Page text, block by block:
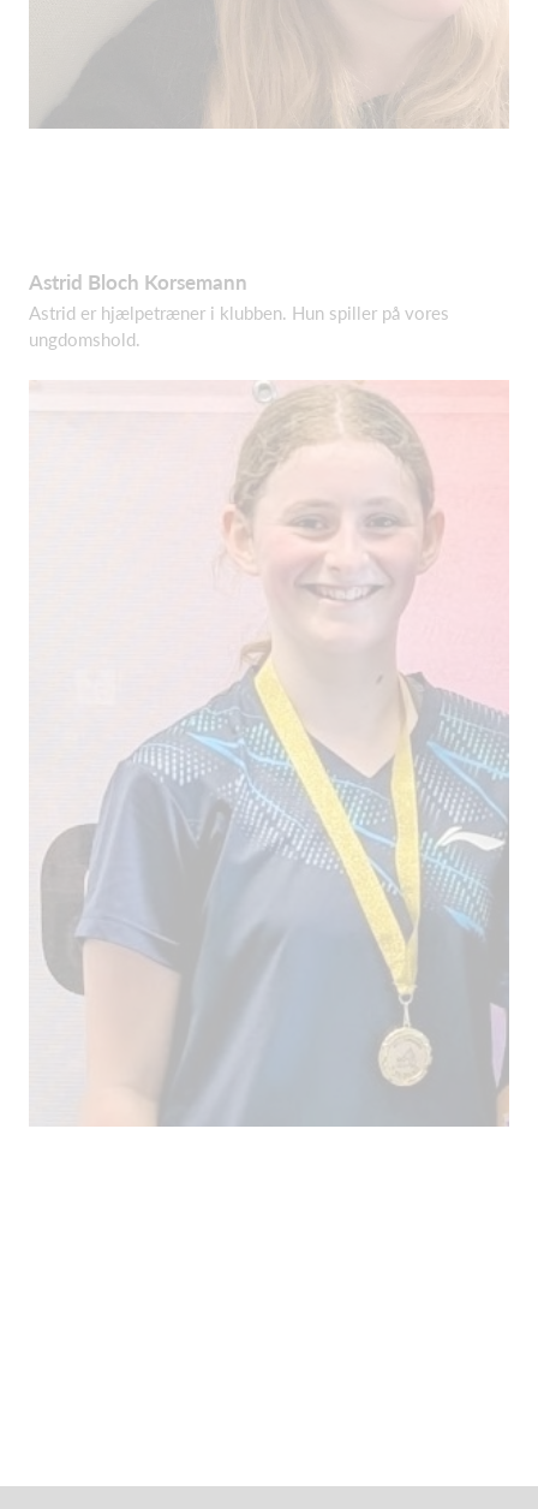
Astrid Bloch Korsemann
Astrid er hjælpetræner i klubben. Hun spiller på vores
ungdomshold.